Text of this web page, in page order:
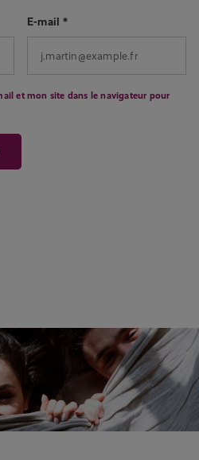
E-mail*
et mon site dans le navigateur pour